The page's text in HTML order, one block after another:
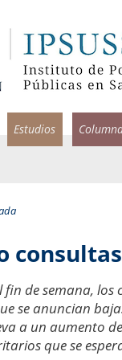
Estudios
fin de semana,
se anuncian
a un aumento
que se
Infectólogo y
Usamos la
una